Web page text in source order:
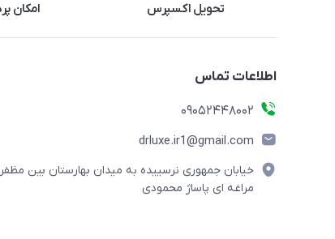
تحویل اکسپرس امکان
اطلاعات تماس
09052448002
drluxe.ir1@gmail.com
خیابان جمهوری نرسییده به میدان بهارستان بین
مراغه ای پاساژ محمودی